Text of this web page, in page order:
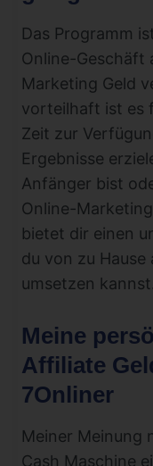
Das Programm
Online-Geschäft
Marketing Geld
vorteilhaft ist es
Zeit zur
Ergebnisse
Anfänger bist
Online-
bietet dir einen
du von zu
umsetzen kannst.
Meine
Affiliate
7Onliner
Meiner Meinung
Cash Maschine